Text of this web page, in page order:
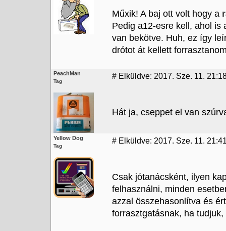
Műxik! A baj ott volt hogy a
Pedig a12-esre kell, ahol is
van bekötve. Huh, ez így
drótot át kellett
PeachMan
Tag
# Elküldve: 2017. Sze. 11.
Hát ja, cseppet el van
Yellow Dog
Tag
# Elküldve: 2017. Sze. 11.
Csak jótanácsként, ilyen
felhasználni, minden
azzal összehasonlítva és
forrasztgatásnak, ha